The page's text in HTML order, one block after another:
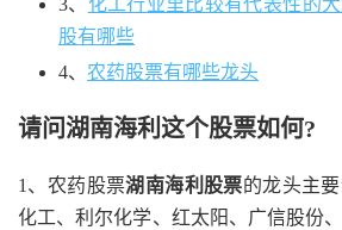
3、 化工行业里比较有代表性的
股有哪些
4、 农药股票有哪些龙头
请问湖南海利这个股票如何?
1、农药股票湖南海利股票的龙头主
化工、利尔化学、红太阳、广信股份